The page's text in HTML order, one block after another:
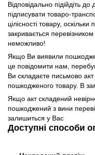
Відповідально підійдіть
підписувати товаро-
цілісності товару,
закривається
неможливо!
Якщо Ви виявили
це повідомити нам,
Ви складаєте письмово акт
пошкодженого товару. В
Якщо акт складений
пошкоджений з вини
залишиться у Вас
Доступні способи